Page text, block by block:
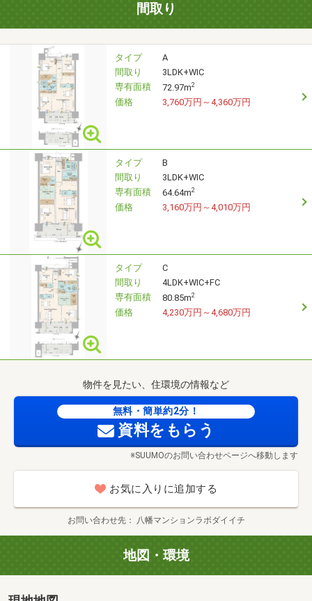
間取り
タイプ
A
間取り
3LDK+WIC
専有面積
72.97m2
価格 3,760万円～4,360万円
タイプ
B
間取り
3LDK+WIC
専有面積
64.64m2
価格 3,160万円～4,010万円
タイプ
C
間取り
4LDK+WIC+FC
専有面積
80.85m2
価格 4,230万円～4,680万円
物件を見たい、住環境の情報など
無料・簡単約2分！
資料をもらう
※SUUMOのお問い合わせページへ移動します
お気に入りに追加する
お問い合わせ先 八幡マンションラボダイイチ
地図・環境